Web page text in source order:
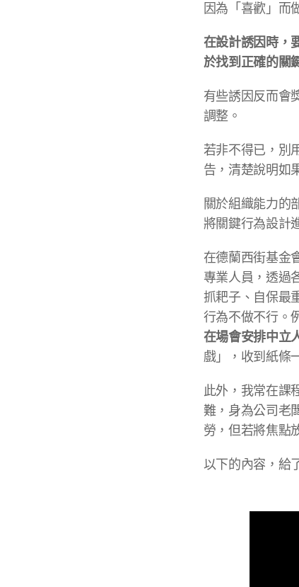
因為「喜歡」而
在設計誘因時，
於找到正確的關
有些誘因反而會
調整。
若非不得已，別
告，清楚說明如
關於組織能力的
將關鍵行為設計
在德蘭西街基金
專業人員，透過
抓耙子、自保最
行為不做不行。
在場會安排中立
戲」，收到紙條
此外，我常在課
難，身為公司老
勞，但若將焦點
以下的內容，給